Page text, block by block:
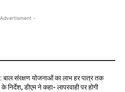
-
बाल संरक्षण योजनाओं का लाभ हर पात्र तक
निर्देश, डीएम ने कहा- लापरवाही पर होगी